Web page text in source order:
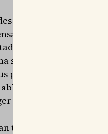
att en större
Smittan hade då
att samtliga djur i
saneras.
på anläggningen har
stoppa
Håkan Henrikson,
tidigare och ett